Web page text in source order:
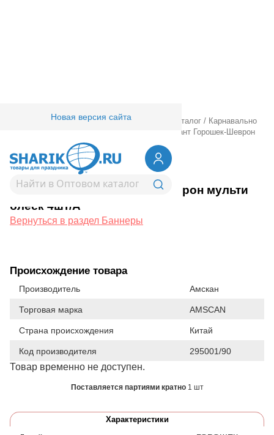
Новая версия сайта
Товары для праздника/ Оптовый каталог / Карнавально
Фант Горошек-Шеврон
мульти блеск 4шт/A
1505-1453Фант Горошек-Шеврон мульти
блеск 4шт/A
Вернуться в раздел Баннеры
Происхождение товара
Производитель Амскан
Торговая марка AMSCAN
Страна происхождения Китай
Код производителя 295001/90
Товар временно не доступен.
Поставляется партиями кратно 1 шт
Характеристики